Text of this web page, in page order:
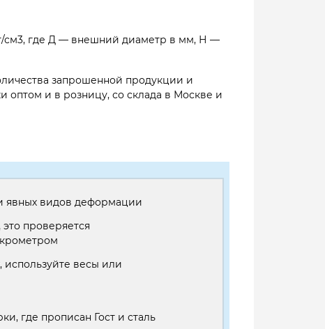
см3, где Д — внешний диаметр в мм, Н —
запрошенной продукции и
оптом и в розницу, со склада в Москве и
явных видов деформации
проверяется
используйте весы или
где прописан Гост и сталь